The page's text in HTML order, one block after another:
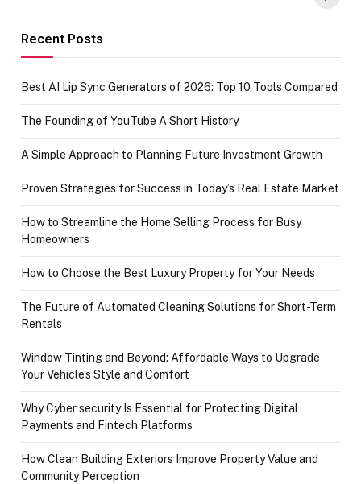
Recent Posts
Best AI Lip Sync Generators of 2026: Top 10 Tools Compared
The Founding of YouTube A Short History
A Simple Approach to Planning Future Investment Growth
Proven Strategies for Success in Today’s Real Estate Market
How to Streamline the Home Selling Process for Busy
Homeowners
How to Choose the Best Luxury Property for Your Needs
The Future of Automated Cleaning Solutions for Short-Term
Rentals
Window Tinting and Beyond: Affordable Ways to Upgrade
Your Vehicle’s Style and Comfort
Why Cyber security Is Essential for Protecting Digital
Payments and Fintech Platforms
How Clean Building Exteriors Improve Property Value and
Community Perception